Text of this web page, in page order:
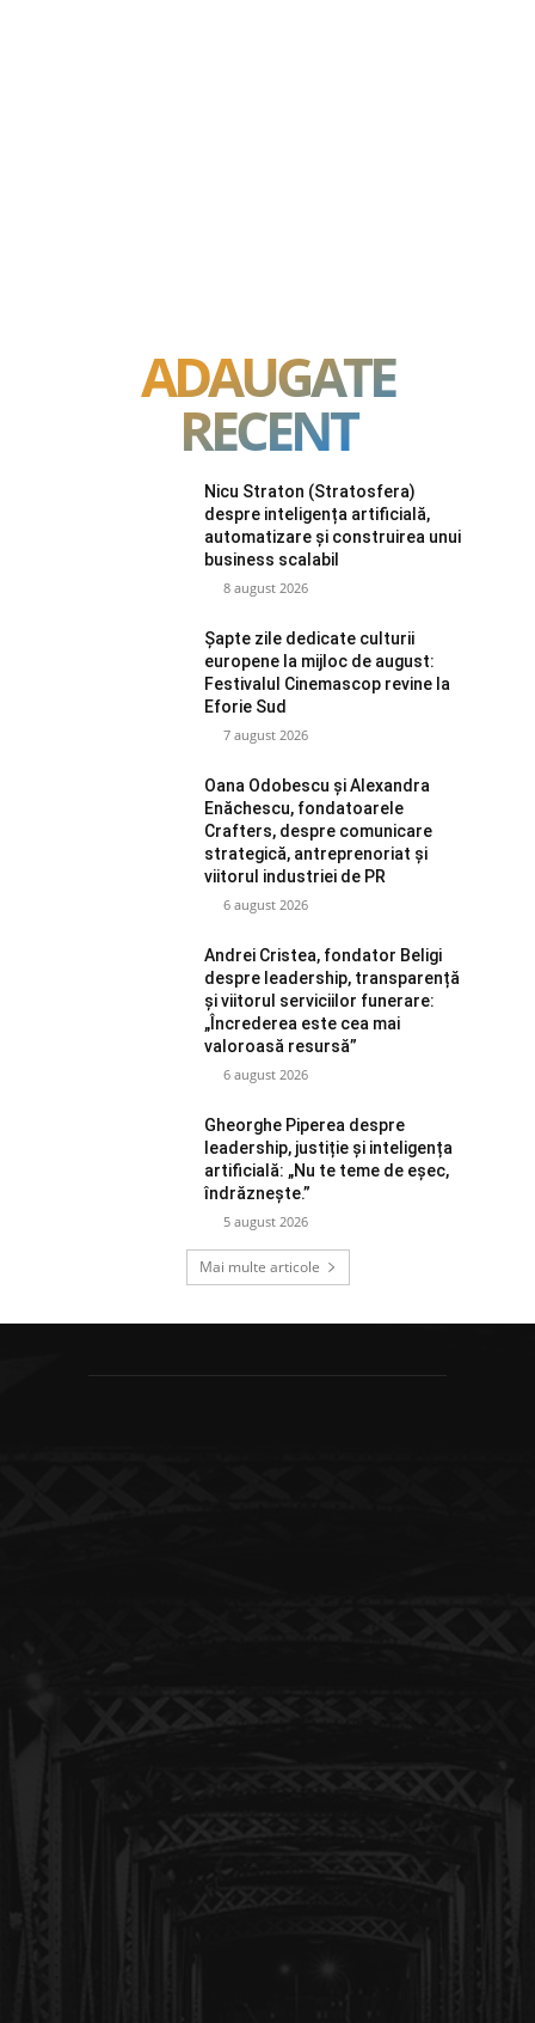
ADAUGATE
RECENT
Nicu Straton (Stratosfera)
despre inteligența artificială,
automatizare și construirea unui
business scalabil
8 august 2026
Șapte zile dedicate culturii
europene la mijloc de august:
Festivalul Cinemascop revine la
Eforie Sud
7 august 2026
Oana Odobescu și Alexandra
Enăchescu, fondatoarele
Crafters, despre comunicare
strategică, antreprenoriat și
viitorul industriei de PR
6 august 2026
Andrei Cristea, fondator Beligi
despre leadership, transparență
și viitorul serviciilor funerare:
„Încrederea este cea mai
valoroasă resursă”
6 august 2026
Gheorghe Piperea despre
leadership, justiție și inteligența
artificială: „Nu te teme de eșec,
îndrăznește.”
5 august 2026
Mai multe articole